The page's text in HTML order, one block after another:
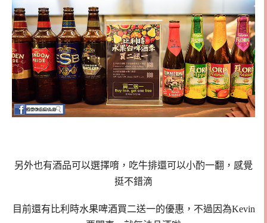
另外也有酒品可以選擇唷，吃牛排還可以小酌一翻，感覺
挺不錯滴
目前還有比利時水果啤酒買二送一的優惠，不過因為Kevin